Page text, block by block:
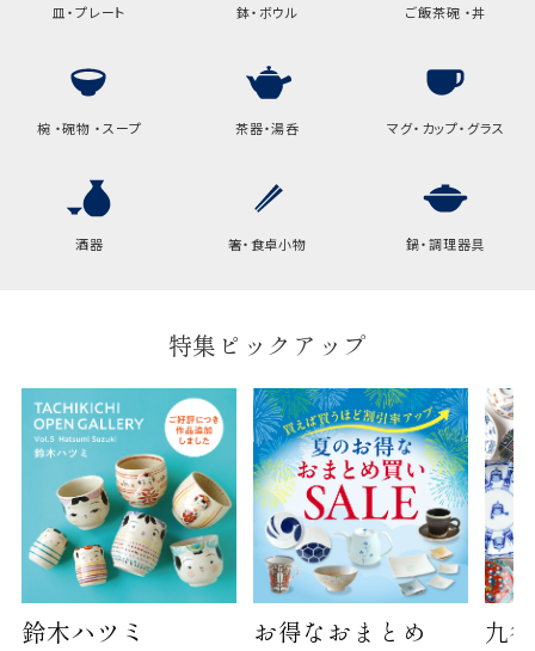
皿・プレート 鉢・ボウル ご飯茶碗 ・丼
椀 ・碗物 ・スープ 茶器・湯呑 マグ・カップ・グラス
酒器 箸・食卓小物 鍋・調理器具
特集ピックアップ
鈴木ハツミ
お得なおまとめ
九